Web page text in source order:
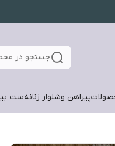
جستجو در
پیراهن وشلوار زنانهست